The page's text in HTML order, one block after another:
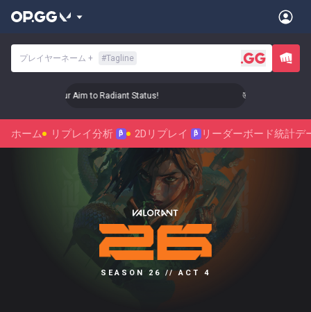
プレイヤーネーム + #Tagline
🎯 Level Up Your Aim to Radiant Status! 🎯 Level Up Your
ホーム リプレイ分析 β 2Dリプレイ β リーダーボード統計デ
SEASON 26 // ACT 4